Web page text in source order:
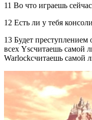
11 Во что играешь
12 Есть ли у тебя
13 Будет
всех Ysсчитаешь
Warlockсчитаешь самой